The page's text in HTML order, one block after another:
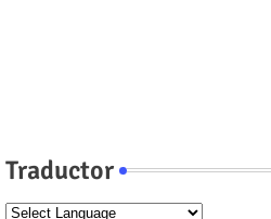
Traductor